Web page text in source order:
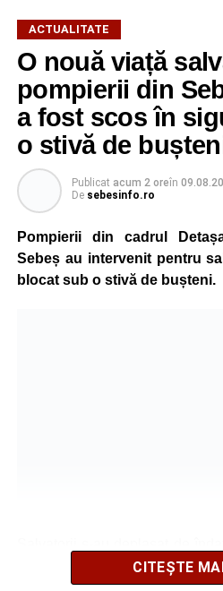
ACTUALITATE
O nouă viață
pompierii din
a fost scos în
o stivă de
Publicat acum 2 oreîn
De sebesinfo.ro
Pompierii din cadrul
Sebeș au intervenit pentru
blocat sub o stivă de bușteni.
după o operațiune de scurtă
animalul în siguranță.
CITEȘTE